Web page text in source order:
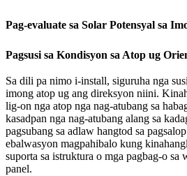
Pag-evaluate sa Solar Potensyal sa
Pagsusi sa Kondisyon sa Atop ug
Sa dili pa nimo i-install, siguruha nga
imong atop ug ang direksyon niini.
lig-on nga atop nga nag-atubang sa
kasadpan nga nag-atubang alang sa
pagsubang sa adlaw hangtod sa
ebalwasyon magpahibalo kung
suporta sa istruktura o mga pagbag-o sa
panel.